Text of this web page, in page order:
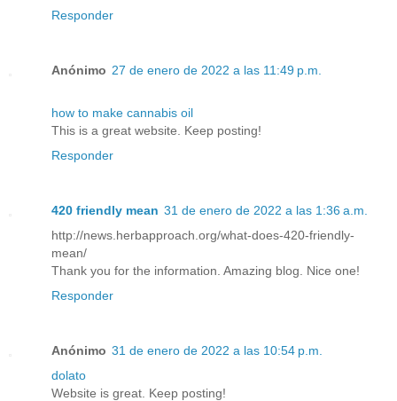
Responder
Anónimo 27 de enero de 2022 a las 11:49 p.m.
how to make cannabis oil
This is a great website. Keep posting!
Responder
420 friendly mean 31 de enero de 2022 a las 1:36 a.m.
http://news.herbapproach.org/what-does-420-friendly-
mean/
Thank you for the information. Amazing blog. Nice one!
Responder
Anónimo 31 de enero de 2022 a las 10:54 p.m.
dolato
Website is great. Keep posting!